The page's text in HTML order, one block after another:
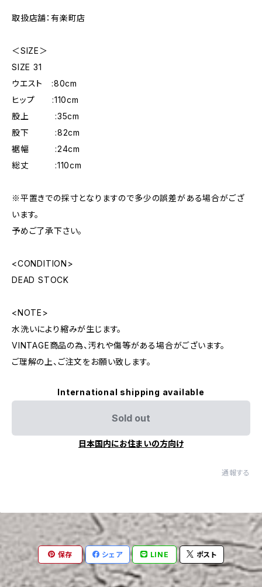
取扱店舗：有楽町店
＜SIZE＞
SIZE 31
ウエスト :80cm
ヒップ :110cm
股上 :35cm
股下 :82cm
裾幅 :24cm
総丈 :110cm
※平置きでの採寸となりますので多少の誤差がある場合がござ
います。
予めご了承下さい。
<CONDITION>
DEAD STOCK
<NOTE>
水洗いにより縮みが生じます。
VINTAGE商品の為、汚れや傷等がある場合がございます。
ご理解の上、ご注文をお願い致します。
International shipping available
Sold out
日本国内にお住まいの方向け
通報する
保存 シェア LINE ポスト